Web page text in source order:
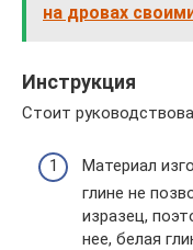
на дровах
Инструкция
Стоит
Материал
глине не
изразец,
нее, белая